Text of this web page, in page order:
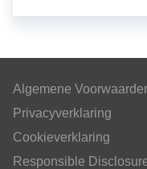
Algemene
Privacyverklaring
Cookieverklaring
Responsible